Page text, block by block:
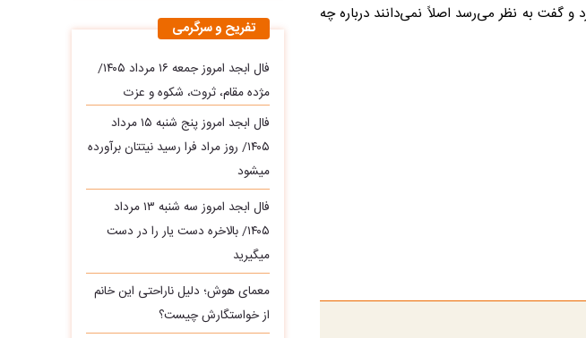
و گفت به نظر می‌رسد اصلاً نمی‌دانند درباره چه
تفریح و سرگرمی
فال ابجد امروز جمعه ۱۶ مرداد ۱۴۰۵/
مژده مقام، ثروت، شکوه و عزت
فال ابجد امروز پنج شنبه ۱۵ مرداد
۱۴۰۵/ روز مراد فرا رسید نیتتان برآورده
میشود
فال ابجد امروز سه‌ شنبه ۱۳ مرداد
۱۴۰۵/ بالاخره دست یار را در دست
میگیرید
معمای هوش؛ دلیل ناراحتی این خانم
از خواستگارش چیست؟